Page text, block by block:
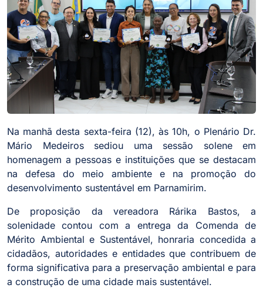
Na manhã desta sexta-feira (12), às 10h, o Plenário Dr.
Mário Medeiros sediou uma sessão solene em
homenagem a pessoas e instituições que se destacam
na defesa do meio ambiente e na promoção do
desenvolvimento sustentável em Parnamirim.
De proposição da vereadora Rárika Bastos, a
solenidade contou com a entrega da Comenda de
Mérito Ambiental e Sustentável, honraria concedida a
cidadãos, autoridades e entidades que contribuem de
forma significativa para a preservação ambiental e para
a construção de uma cidade mais sustentável.